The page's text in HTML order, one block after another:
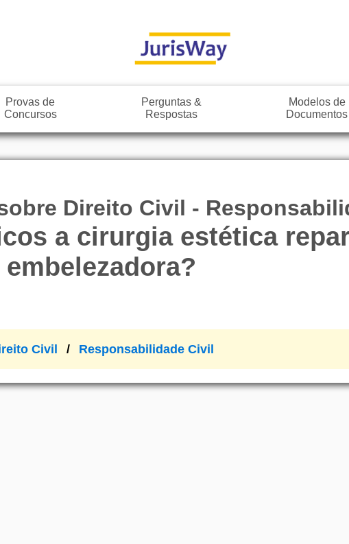
Provas de
Concursos
Perguntas &
Respostas
Modelos de
Documentos
Direito Civil -
a cirurgia estética
Civil Responsabilidade Civil